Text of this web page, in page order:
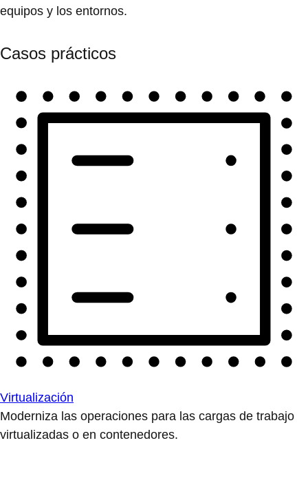
equipos y los entornos.
Casos prácticos
Virtualización
Moderniza las operaciones para las cargas de trabajo
virtualizadas o en contenedores.